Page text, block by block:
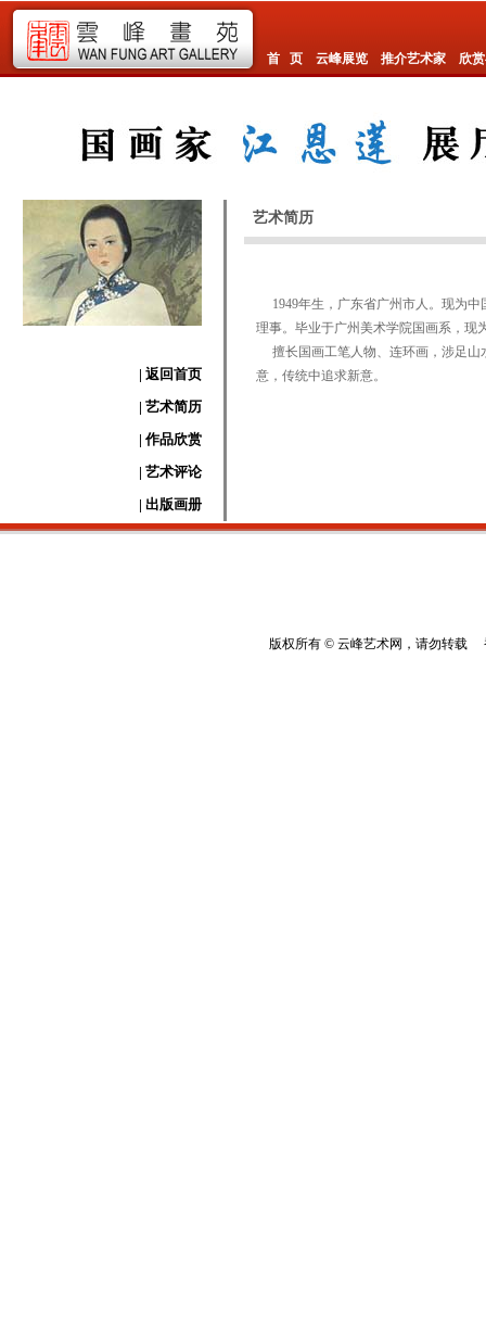
首 页 云峰展览 推介艺术家 欣
| 返回首页
| 艺术简历
| 作品欣赏
| 艺术评论
| 出版画册
艺术简历
1949年生，广东省广州市人。现为中
理事。毕业于广州美术学院国画系，现
擅长国画工笔人物、连环画，涉足山
意，传统中追求新意。
版权所有 © 云峰艺术网，请勿转载